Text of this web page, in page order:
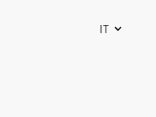
IT